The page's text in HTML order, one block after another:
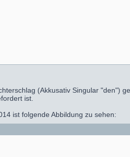
(Akkusativ Singular "den")
ist.
ist folgende Abbildung zu sehen: